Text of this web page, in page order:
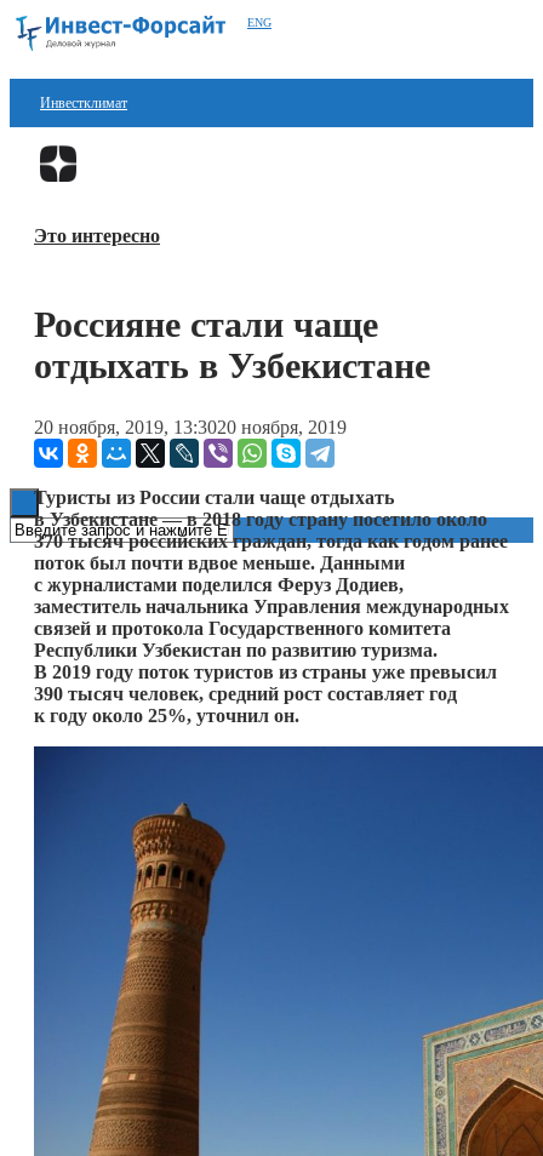
ENG
Инвестклимат
Финансы
Блокчейн
Книги
Это интересно
Россияне стали чаще
отдыхать в Узбекистане
20 ноября, 2019, 13:3020 ноября, 2019
Туристы из России стали чаще отдыхать
в Узбекистане — в 2018 году страну посетило около
370 тысяч российских граждан, тогда как годом ранее
поток был почти вдвое меньше. Данными
с журналистами поделился Феруз Додиев,
заместитель начальника Управления международных
связей и протокола Государственного комитета
Республики Узбекистан по развитию туризма.
В 2019 году поток туристов из страны уже превысил
390 тысяч человек, средний рост составляет год
к году около 25%, уточнил он.